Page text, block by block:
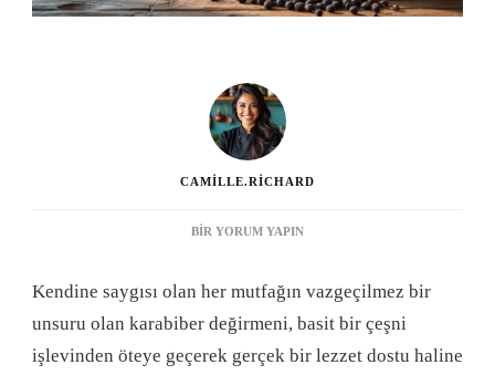
CAMILLE.RICHARD
KARABIBER
ÖĞÜTME
İÇIN
İYI
BIR YORUM YAPIN
Kendine saygısı olan her mutfağın vazgeçilmez bir
unsuru olan karabiber değirmeni, basit bir çeşni
işlevinden öteye geçerek gerçek bir lezzet dostu haline